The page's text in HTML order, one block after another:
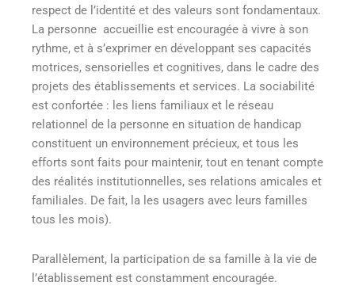
respect de l’identité et des valeurs sont fondamentaux.
La personne accueillie est encouragée à vivre à son
rythme, et à s’exprimer en développant ses capacités
motrices, sensorielles et cognitives, dans le cadre des
projets des établissements et services. La sociabilité
est confortée : les liens familiaux et le réseau
relationnel de la personne en situation de handicap
constituent un environnement précieux, et tous les
efforts sont faits pour maintenir, tout en tenant compte
des réalités institutionnelles, ses relations amicales et
familiales. De fait, la les usagers avec leurs familles
tous les mois).
Parallèlement, la participation de sa famille à la vie de
l’établissement est constamment encouragée.